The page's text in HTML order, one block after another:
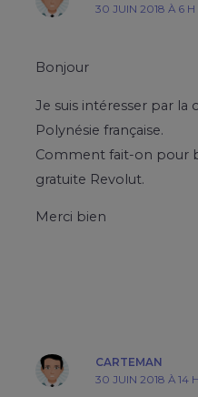
30 JUIN 2018 À 6 H
Bonjour
Je suis intéresser par la
Polynésie française.
Comment fait-on pour
gratuite Revolut.
Merci bien
CARTEMAN
30 JUIN 2018 À 14